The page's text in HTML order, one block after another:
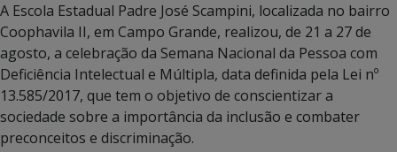
A Escola Estadual Padre José Scampini, localizada no bairro
Coophavila II, em Campo Grande, realizou, de 21 a 27 de
agosto, a celebração da Semana Nacional da Pessoa com
Deficiência Intelectual e Múltipla, data definida pela Lei nº
13.585/2017, que tem o objetivo de conscientizar a
sociedade sobre a importância da inclusão e combater
preconceitos e discriminação.